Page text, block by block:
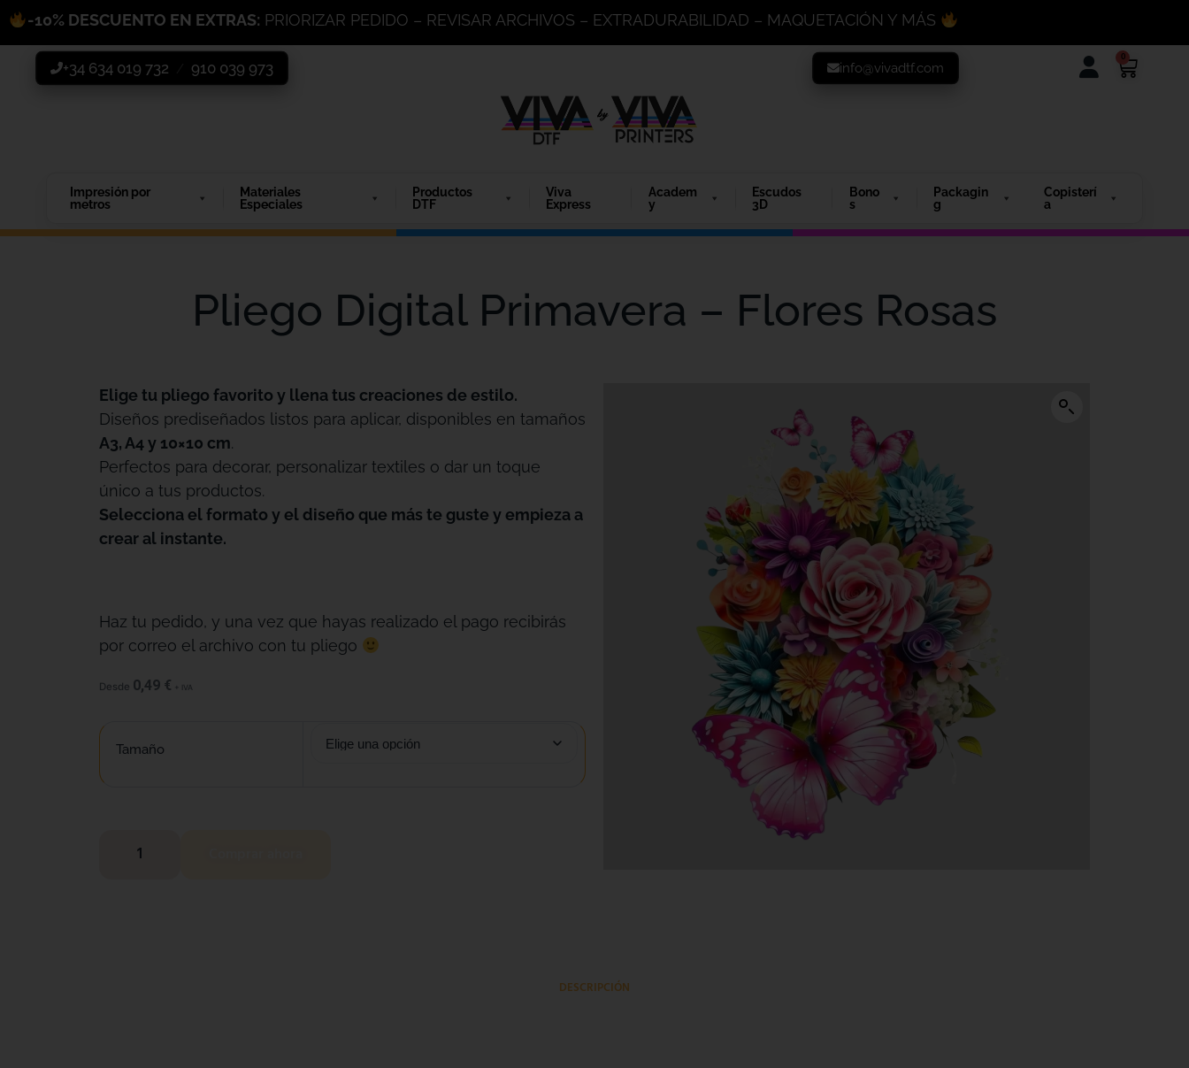
-10% DESCUENTO EN EXTRAS: PRIORIZAR PEDIDO – REVISAR ARCHIVOS – EXTRADURABILIDAD – MAQUETACIÓN Y MÁS
0
+34 634 019 732 910 039 973 info@vivadtf.com
Impresión por
metros
Materiales
Especiales
Productos
DTF
Viva
Express
Academ
y
Escudos
3D
Bono
s
Packagin
g
Copisterí
a
Pliego Digital Primavera – Flores Rosas
Elige tu pliego favorito y llena tus creaciones de estilo.
Diseños prediseñados listos para aplicar, disponibles en tamaños
A3, A4 y 10×10 cm.
Perfectos para decorar, personalizar textiles o dar un toque
único a tus productos.
Selecciona el formato y el diseño que más te guste y empieza a
crear al instante.
Haz tu pedido, y una vez que hayas realizado el pago recibirás
por correo el archivo con tu pliego
Desde 0,49 € + IVA
Tamaño
DESCRIPCIÓN